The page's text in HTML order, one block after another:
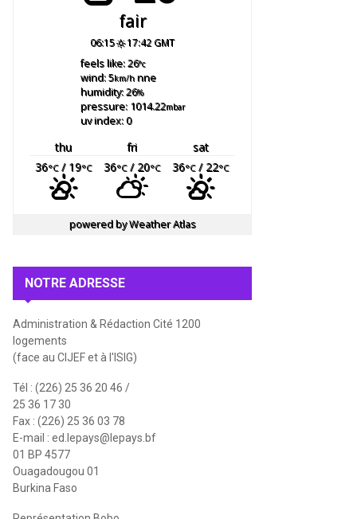
fair
06:15 17:42 GMT
feels like: 26°c
wind: 5km/hnne
humidity: 26%
pressure: 1014.22mbar
uv index: 0
thu fri
sat
36°C/ 19°C 36°C/ 20°C 36°C/ 22°C
powered byWeather Atlas
NOTRE ADRESSE
Administration & Rédaction Cité 1200
logements
(face au CIJEF et à l'ISIG)
Tél : (226) 25 36 20 46 /
25 36 17 30
Fax : (226) 25 36 03 78
E-mail : ed.lepays@lepays.bf
01 BP 4577
Ouagadougou 01
Burkina Faso